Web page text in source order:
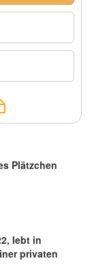
Plätzchen
lebt in
privaten